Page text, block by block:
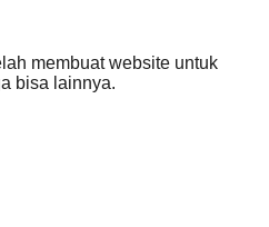
membuat website untuk
bisa lainnya.